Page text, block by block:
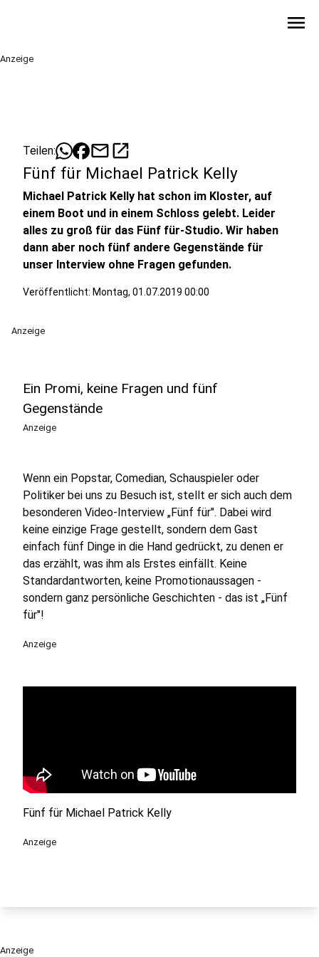
menu
Anzeige
Teilen: mailopen_in_new
Fünf für Michael Patrick Kelly
Michael Patrick Kelly hat schon im Kloster, auf
einem Boot und in einem Schloss gelebt. Leider
alles zu groß für das Fünf für-Studio. Wir haben
dann aber noch fünf andere Gegenstände für
unser Interview ohne Fragen gefunden.
Veröffentlicht: Montag, 01.07.2019 00:00
Anzeige
Ein Promi, keine Fragen und fünf
Gegenstände
Anzeige
Wenn ein Popstar, Comedian, Schauspieler oder
Politiker bei uns zu Besuch ist, stellt er sich auch dem
besonderen Video-Interview „Fünf für". Dabei wird
keine einzige Frage gestellt, sondern dem Gast
einfach fünf Dinge in die Hand gedrückt, zu denen er
das erzählt, was ihm als Erstes einfällt. Keine
Standardantworten, keine Promotionaussagen -
sondern ganz persönliche Geschichten - das ist „Fünf
für"!
Anzeige
Fünf für Michael Patrick Kelly
Anzeige
Anzeige